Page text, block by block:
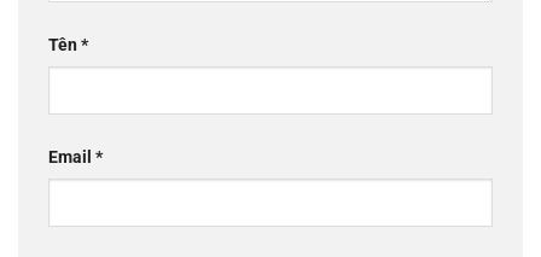
Tên*
Email *